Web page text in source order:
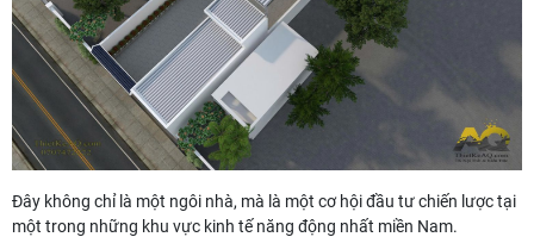
Đây không chỉ là một ngôi nhà, mà là một cơ hội đầu tư chiến lược tại
một trong những khu vực kinh tế năng động nhất miền Nam.